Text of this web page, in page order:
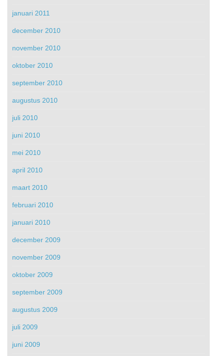
januari 2011
december 2010
november 2010
oktober 2010
september 2010
augustus 2010
juli 2010
juni 2010
mei 2010
april 2010
maart 2010
februari 2010
januari 2010
december 2009
november 2009
oktober 2009
september 2009
augustus 2009
juli 2009
juni 2009